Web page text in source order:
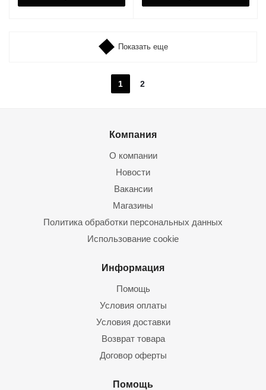
Показать еще
1 2
Компания
О компании
Новости
Вакансии
Магазины
Политика обработки персональных данных
Использование cookie
Информация
Помощь
Условия оплаты
Условия доставки
Возврат товара
Договор оферты
Помощь